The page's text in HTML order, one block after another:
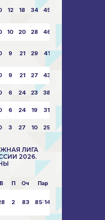
12 18 34 45:63
10 20 28 46:73
9 21 29 41:70
9 21 27 43:73
6 24 23 38:76
6 24 19 31:80
3 27 10 25:87
ЛИГА
2026.
В П Оч Пар
2 83 85:14